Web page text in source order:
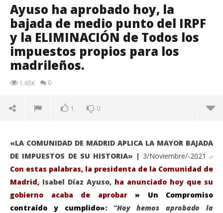
Ayuso ha aprobado hoy, la
bajada de medio punto del IRPF
y la ELIMINACIÓN de Todos los
impuestos propios para los
madrileños.
1.65K 0
1 0
«LA COMUNIDAD DE MADRID APLICA LA MAYOR BAJADA
DE IMPUESTOS DE SU HISTORIA» | 3/Noviembre/-2021 .-
Con estas palabras, la presidenta de la Comunidad de
Madrid, Isabel Díaz Ayuso, ha anunciado hoy que su
gobierno acaba de aprobar » Un Compromiso
contraído y cumplido»:
“Hoy hemos aprobado la